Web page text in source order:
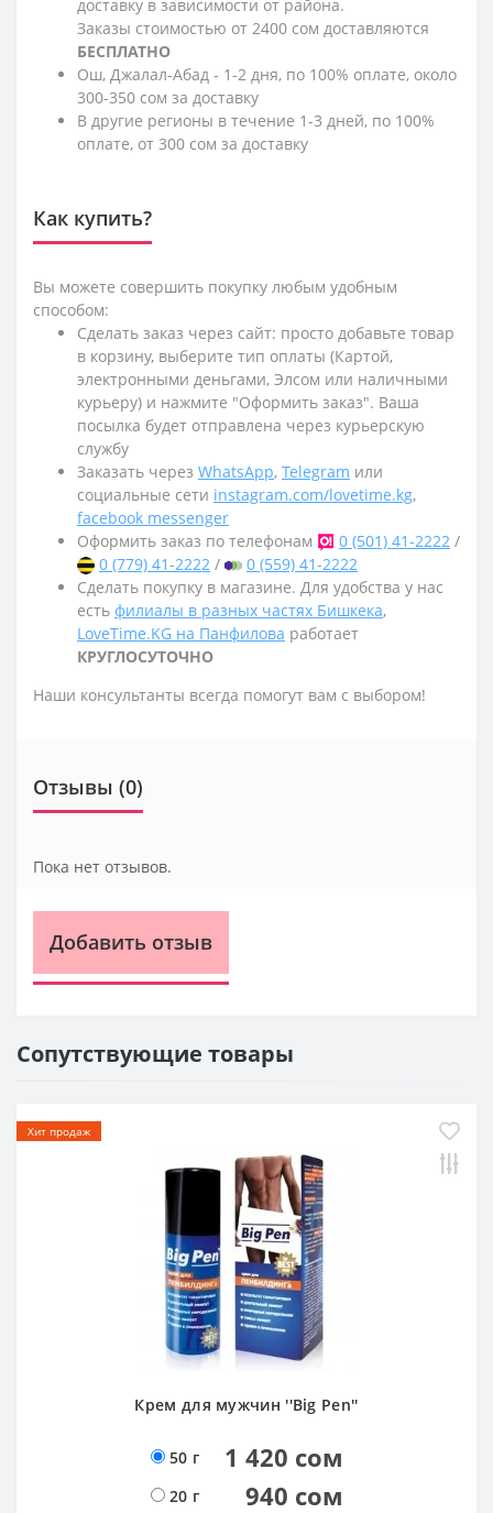
доставку в зависимости от района.
Заказы стоимостью от 2400 сом доставляются
БЕСПЛАТНО
Ош, Джалал-Абад - 1-2 дня, по 100% оплате, около
300-350 сом за доставку
В другие регионы в течение 1-3 дней, по 100%
оплате, от 300 сом за доставку
Как купить?
Вы можете совершить покупку любым удобным
способом:
Сделать заказ через сайт: просто добавьте товар
в корзину, выберите тип оплаты (Картой,
электронными деньгами, Элсом или наличными
курьеру) и нажмите "Оформить заказ". Ваша
посылка будет отправлена через курьерскую
службу
Заказать через WhatsApp, Telegram или
социальные сети instagram.com/lovetime.kg,
facebook messenger
Оформить заказ по телефонам
0 (501) 41-2222 /
0 (779) 41-2222 /
0 (559) 41-2222
Сделать покупку в магазине. Для удобства у нас
есть филиалы в разных частях Бишкека,
LoveTime.KG на Панфилова работает
КРУГЛОСУТОЧНО
Наши консультанты всегда помогут вам с выбором!
Отзывы (0)
Пока нет отзывов.
Добавить отзыв
Сопутствующие товары
Хит продаж
Крем для мужчин ''Big Pen''
50 г 1 420 сом
20 г 940 сом